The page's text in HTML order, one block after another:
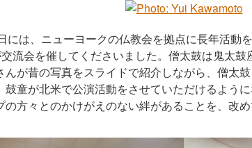
には、ニューヨークの仏教会を拠点に長年活動
流会を催してくださいました。僧太鼓は鬼太
んが昔の写真をスライドで紹介しながら、僧太
鼓童が北米で公演活動をさせていただけるよう
方々とのかけがえのない絆があることを、改